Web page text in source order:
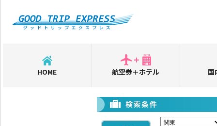
HOME 航空券＋ホテル 国